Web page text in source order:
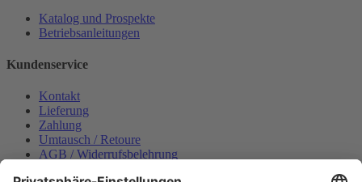
Katalog und Prospekte
Betriebsanleitungen
Kundenservice
Kontakt
Lieferung
Zahlung
Umtausch / Retoure
AGB / Widerrufsbelehrung